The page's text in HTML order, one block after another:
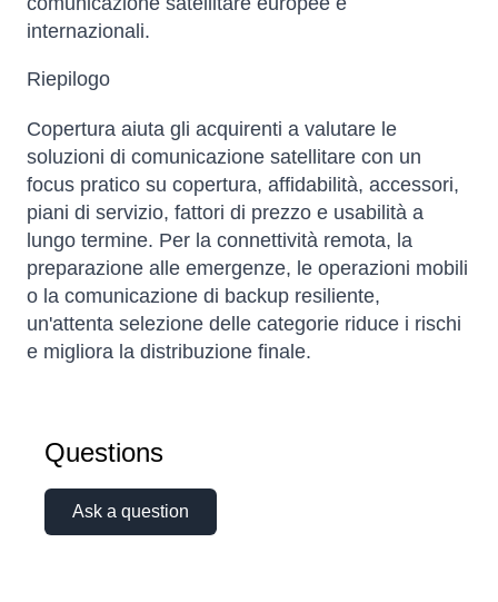
internazionali.
Riepilogo
Copertura aiuta gli acquirenti a valutare le
soluzioni di comunicazione satellitare con un
focus pratico su copertura, affidabilità, accessori,
piani di servizio, fattori di prezzo e usabilità a
lungo termine. Per la connettività remota, la
preparazione alle emergenze, le operazioni mobili
o la comunicazione di backup resiliente,
un'attenta selezione delle categorie riduce i rischi
e migliora la distribuzione finale.
Questions
Ask a question